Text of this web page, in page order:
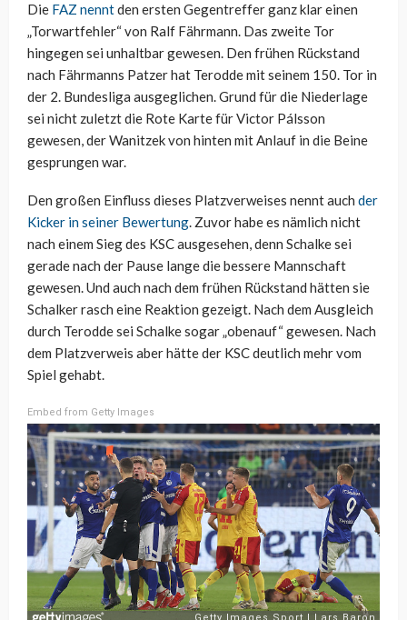
Die FAZ nenntden ersten Gegentreffer ganz klar einen
„Torwartfehler“ von Ralf Fährmann. Das zweite Tor
hingegen sei unhaltbar gewesen. Den frühen Rückstand
nach Fährmanns Patzer hat Terodde mit seinem 150. Tor in
der 2. Bundesliga ausgeglichen. Grund für die Niederlage
sei nicht zuletzt die Rote Karte für Victor Pálsson
gewesen, der Wanitzek von hinten mit Anlauf in die Beine
gesprungen war.
Den großen Einfluss dieses Platzverweises nennt auch der
Kicker in seiner Bewertung. Zuvor habe es nämlich nicht
nach einem Sieg des KSC ausgesehen, denn Schalke sei
gerade nach der Pause lange die bessere Mannschaft
gewesen. Und auch nach dem frühen Rückstand hätten sie
Schalker rasch eine Reaktion gezeigt. Nach dem Ausgleich
durch Terodde sei Schalke sogar „obenauf“ gewesen. Nach
dem Platzverweis aber hätte der KSC deutlich mehr vom
Spiel gehabt.
Embed from Getty Images